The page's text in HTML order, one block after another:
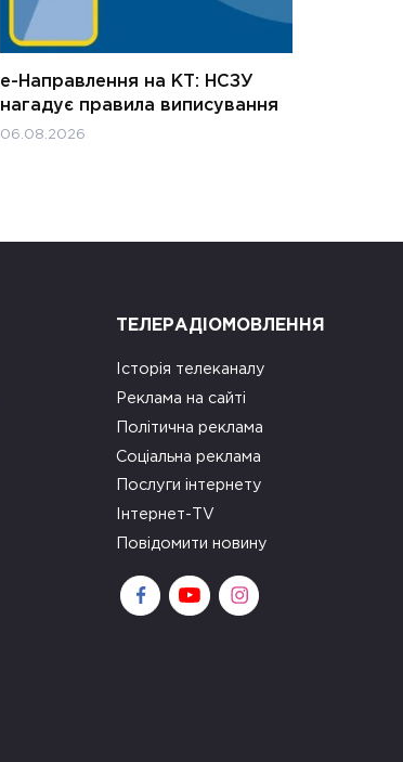
е-Направлення на КТ: НСЗУ
нагадує правила виписування
06.08.2026
ТЕЛЕРАДІОМОВЛЕННЯ
Історія телеканалу
Реклама на сайті
Політична реклама
Соціальна реклама
Послуги інтернету
Інтернет-TV
Повідомити новину